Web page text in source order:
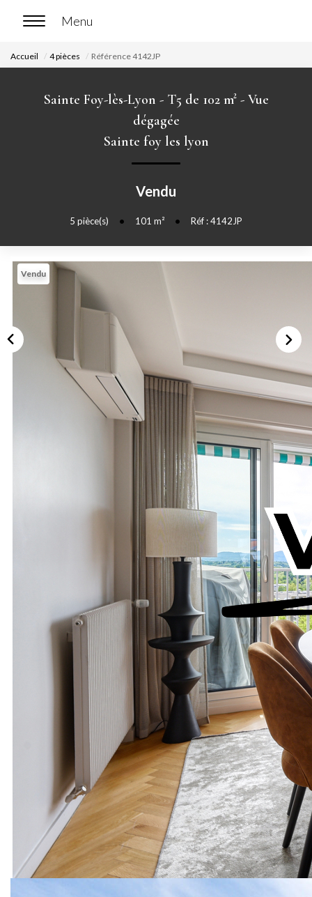
ACCUEIL
ACHETER
Nos biens en vente
Chasse immobilière
LOUER
Nos biens loués
NOTRE AGENCE
Notre équipe
Notre actu
Notre magazine
Nos partenaires
Nous rejoindre
VENDRE
Estimer votre bien
Nos biens vendus
Accueil 4 pièces Référence 4142JP
Sainte Foy-lès-Lyon - T5 de 102 m² - Vue
dégagée
Sainte foy les lyon
Vendu
5 pièce(s) • 101 m² • Réf : 4142JP
Vendu
Idéalement situé dans le secteur très prisé du Vallon / Point du
Jour, à proximité des commerces, écoles et transports.
Situé au 6e et avant-dernier étage, coup de coeur pour cet
appartement T5 de 102 m² entièrement rénové avec des
Il se compose d'un séjour double ouvrant sur un balcon exposé
Sud-Ouest offrant une vue dégagée, d'une cuisine équipée avec
loggia attenante, de trois belles chambres, d'une salle de bains
Une cave et un parking viennent compléter ce bien. Possibilité
d'acquérir un garage fermé en supplément.
Traversant, au calme et doté d'aménagements sur mesure ainsi
que de la climatisation, cet appartement offre un cadre de vie
élégant et confortable.
Dans un environnement verdoyant, la résidence, entièrement
rénovée (isolation par l'extérieur, façades, menuiseries double
vitrage, volets motorisés), bénéficie d'un gardien et de beaux
espaces verts agrémentés d'une aire de jeux pour enfants.